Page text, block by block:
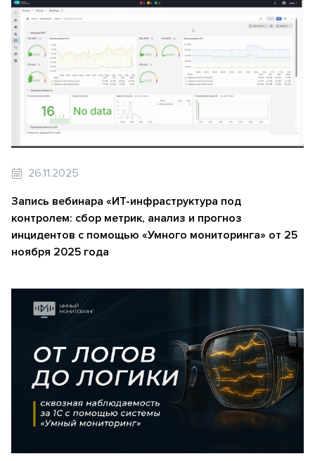
26.11.2025
Запись вебинара «ИТ-инфраструктура под
контролем: сбор метрик, анализ и прогноз
инцидентов с помощью «Умного мониторинга» от 25
ноября 2025 года